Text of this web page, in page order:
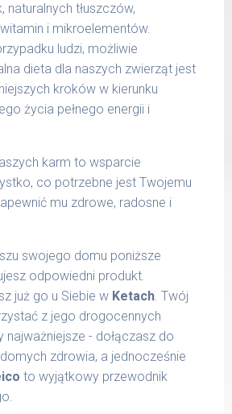
naturalnych tłuszczów,
i mikroelementów.
ludzi, możliwie
dieta dla naszych zwierząt jest
kroków w kierunku
życia pełnego energii i
karm to wsparcie
co potrzebne jest Twojemu
mu zdrowe, radosne i
swojego domu poniższe
odpowiedni produkt.
już go u Siebie w Ketach. Twój
z jego drogocennych
najważniejsze - dołączasz do
zdrowia, a jednocześnie
to wyjątkowy przewodnik